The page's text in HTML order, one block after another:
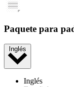
Paquete para
Inglés
Inglés